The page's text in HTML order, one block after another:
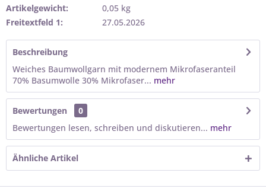
Artikelgewicht:
0,05 kg
Freitextfeld 1:
27.05.2026
Beschreibung
Weiches Baumwollgarn mit modernem Mikrofaseranteil
70% Basumwolle 30% Mikrofaser... mehr
Bewertungen
0
Bewertungen lesen, schreiben und diskutieren... mehr
Ähnliche Artikel